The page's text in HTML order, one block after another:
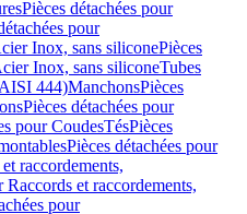
Pièces détachées pour
pour
Inox, sans siliconePièces
Inox, sans siliconeTubes
444)ManchonsPièces
Pièces détachées pour
pour CoudesTésPièces
Pièces détachées pour
raccordements,
Raccords et raccordements,
pour